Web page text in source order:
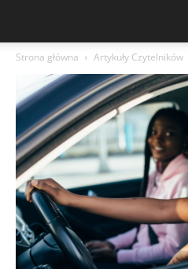
Strona główna Artykuły Czytelników